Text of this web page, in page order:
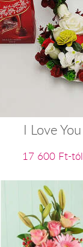
I Love You
17 600 Ft-tól